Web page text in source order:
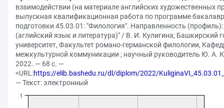
взаимодействии (на материале английских художественных
выпускная квалификационная работа по программе
подготовки 45.03.01: "Филология". Направленность
(аглийский язык и литература)" / В. И. Кулигина; Башкирский
университет, Факультет романо-германской филологии,
межкультурной коммуникации ; научный руководитель Ю. А.
2022. — 68 с. —
<URL:https://elib.bashedu.ru/dl/diplom/2022/
— Текст: электронный